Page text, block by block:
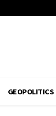
GEOPOLITICS